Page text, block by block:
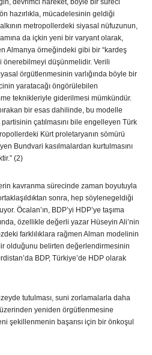
devrimci hareket, böyle bir süreci
hazırlıkla, mücadelesinin geldiği
metropollerdeki siyasal nüfuzunun,
da içkin yeni bir varyant olarak,
Almanya örneğindeki gibi bir “kardeş
düşünmelidir. Verili
örgütlenmesinin varlığında böyle bir
yaratacağı öngörülebilen
teknikleriyle giderilmesi mümkündür.
bir esas dahilinde, bu modelle
çatılmasını bile engelleyen Türk
Kürt proletaryanın sömürü
Bundvari kasılmalardan kurtulmasını
(2)
kavranma sürecinde zaman boyutuyla
sonra, hep söylenegeldiği
Öcalan’ın, BDP’yi HDP’ye taşıma
özellikle değerli yazar Hüseyin Ali’nin
farklılıklara rağmen Alman modelinin
olduğunu belirten değerlendirmesinin
BDP, Türkiye’de HDP olarak
tutulması, suni zorlamalarla daha
yeniden örgütlenmesine
şekillenmenin başarısı için bir önkoşul